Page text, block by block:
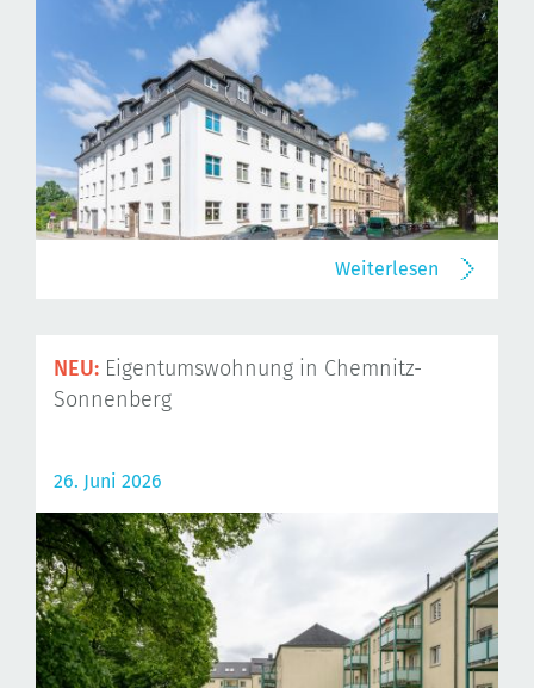
Weiterlesen
NEU: Eigentumswohnung in Chemnitz-
Sonnenberg
26. Juni 2026